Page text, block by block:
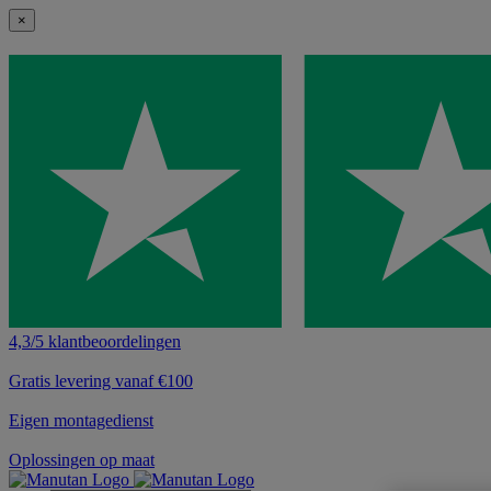
×
4,3/5 klantbeoordelingen
Gratis levering vanaf €100
Eigen montagedienst
Oplossingen op maat